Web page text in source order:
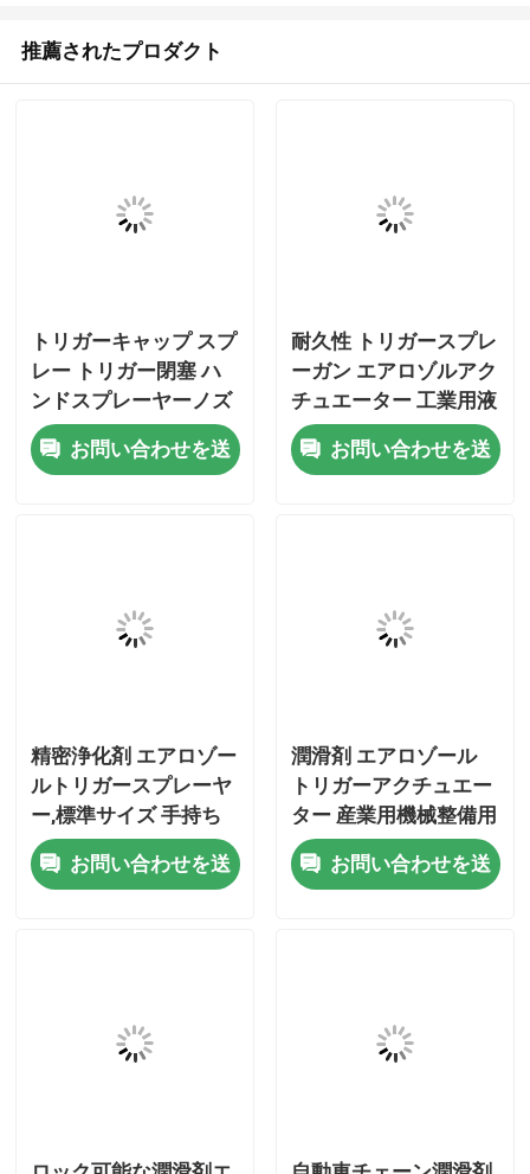
工場旅行
品質管理
ブタンのガス弁
推薦されたプロダクト
トリガーキャップ スプ
レー トリガー閉塞 ハ
ンドスプレーヤーノズ
ル 家庭用清潔用品 ガ
ーデンケアソリューシ
お問い合わせを送
耐久性 トリガースプレ
ーガン エアロゾルアク
チュエーター 工業用液
体スプレー トリガース
プレーキャップ
お問い合わせを送
精密浄化剤 エアロゾー
ルトリガースプレーヤ
ー,標準サイズ 手持ち
トリガー型 潤滑と消毒
に使用お問い合わせを送
潤滑剤 エアロゾール
トリガーアクチュエー
ター 産業用機械整備用
クリーニングエージェ
ントスプレーノズル
お問い合わせを送